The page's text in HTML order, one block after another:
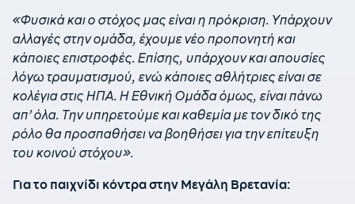
«Φυσικά και ο στόχος μας είναι η πρόκριση. Υπάρχουν
αλλαγές στην ομάδα, έχουμε νέο προπονητή και
κάποιες επιστροφές. Επίσης, υπάρχουν και απουσίες
λόγω τραυματισμού, ενώ κάποιες αθλήτριες είναι σε
κολέγια στις ΗΠΑ. Η Εθνική Ομάδα όμως, είναι πάνω
απ’ όλα. Την υπηρετούμε και καθεμία με τον δικό της
ρόλο θα προσπαθήσει να βοηθήσει για την επίτευξη
του κοινού στόχου».
Για το παιχνίδι κόντρα στην Μεγάλη Βρετανία: